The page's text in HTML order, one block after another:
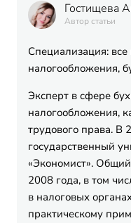
Гостищева
Автор статьи
Специализация:
налогообложения,
Эксперт в сфере
налогообложения,
трудового права. В
государственный
«Экономист».
2008 года, в том
в налоговых
практическому